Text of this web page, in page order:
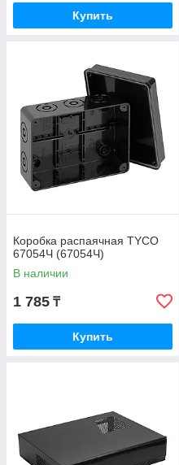
Купить
Коробка распаячная TYCO
67054Ч (67054Ч)
В наличии
1 785 ₸
Купить